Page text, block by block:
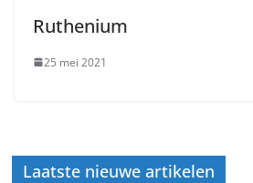
Ruthenium
25 mei 2021
Laatste nieuwe artikelen